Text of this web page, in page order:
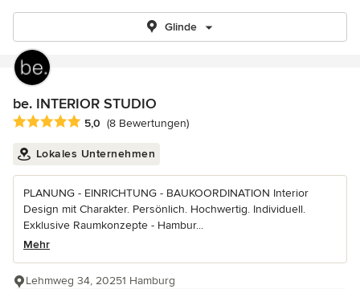
Glinde
be. INTERIOR STUDIO
Durchschnittliche Bewertung: 5 von 5 Sternen
5,0 (8 Bewertungen)
Lokales Unternehmen
PLANUNG - EINRICHTUNG - BAUKOORDINATION Interior
Design mit Charakter. Persönlich. Hochwertig. Individuell.
Exklusive Raumkonzepte - Hambur...
Mehr
Lehmweg 34, 20251 Hamburg